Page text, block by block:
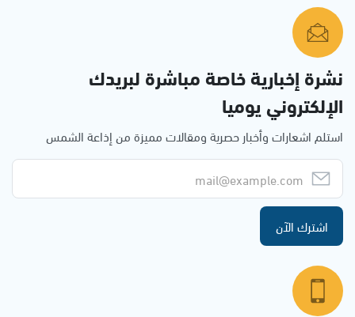
نشرة إخبارية خاصة مباشرة لبريدك
الإلكتروني يوميا
استلم اشعارات وأخبار حصرية ومقالات مميزة من إذاعة الشمس
اشترك الآن